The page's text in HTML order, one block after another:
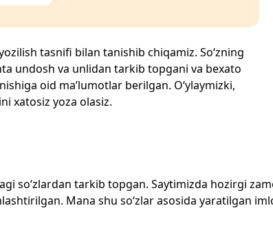
tasnifi bilan tanishib chiqamiz. So‘zning
undosh va unlidan tarkib topgani va bexato
oid ma’lumotlar berilgan. O‘ylaymizki,
xatosiz yoza olasiz.
so‘zlardan tarkib topgan. Saytimizda hozirgi
Mana shu so‘zlar asosida yaratilgan